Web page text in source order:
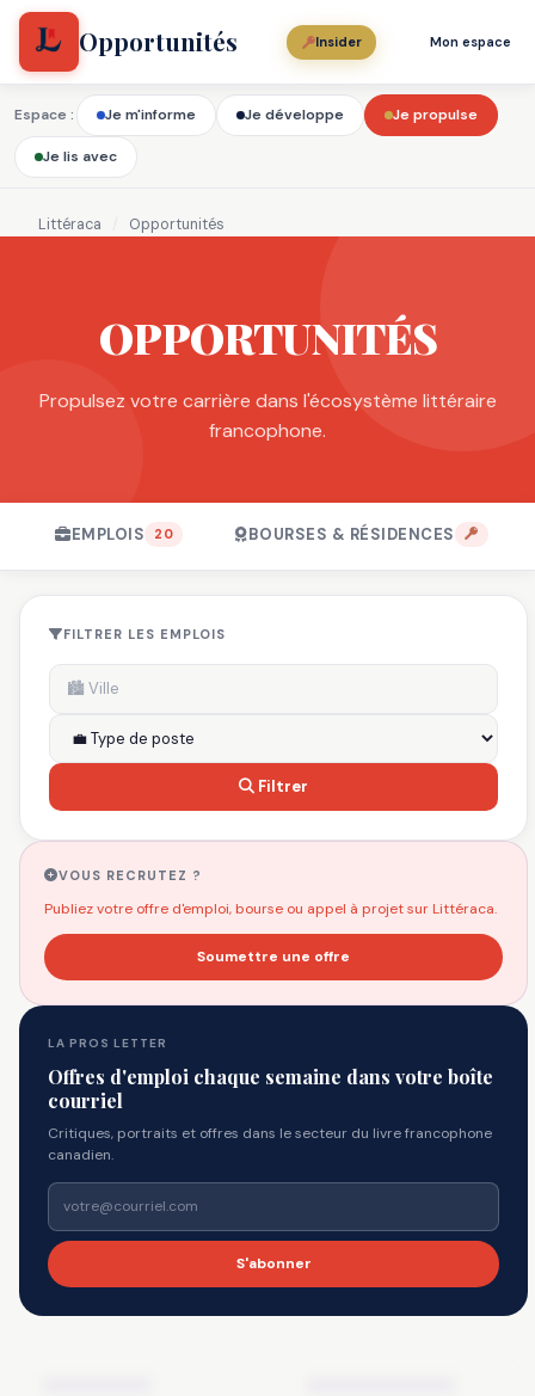
Opportunités Insider Mon espace
Espace : Je m'informe Je développe Je propulse
Je lis avec
Littéraca Opportunités
OPPORTUNITÉS
Propulsez votre carrière dans l'écosystème littéraire
francophone.
EMPLOIS 20 BOURSES & RÉSIDENCES
FILTRER LES EMPLOIS
Filtrer
VOUS RECRUTEZ ?
Publiez votre offre d'emploi, bourse ou appel à projet sur Littéraca.
Soumettre une offre
LA PROS LETTER
Offres d'emploi chaque semaine dans votre boîte
courriel
Critiques, portraits et offres dans le secteur du livre francophone
canadien.
S'abonner